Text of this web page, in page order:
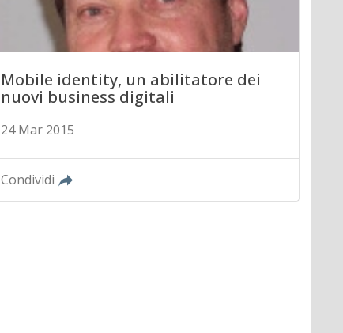
Mobile identity, un abilitatore dei
nuovi business digitali
24 Mar 2015
Condividi